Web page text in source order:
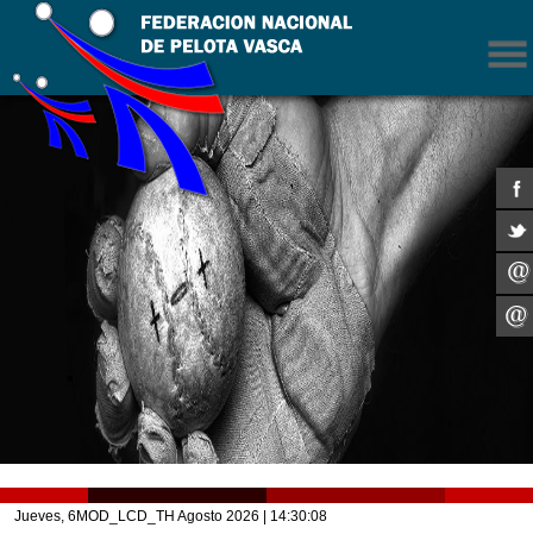
Jueves, 6MOD_LCD_TH Agosto 2026 | 14:30:08